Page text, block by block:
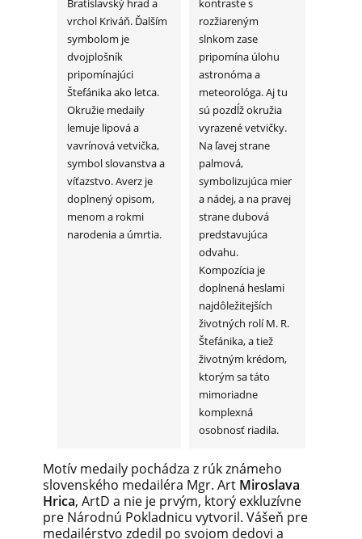
Bratislavský hrad a
vrchol Kriváň. Ďalším
symbolom je
dvojplošník
pripomínajúci
Štefánika ako letca.
Okružie medaily
lemuje lipová a
vavrínová vetvička,
symbol slovanstva a
víťazstvo. Averz je
doplnený opisom,
menom a rokmi
narodenia a úmrtia.
kontraste s
rozžiareným
slnkom zase
pripomína úlohu
astronóma a
meteorológa. Aj tu
sú pozdĺž okružia
vyrazené vetvičky.
Na ľavej strane
palmová,
symbolizujúca mier
a nádej, a na pravej
strane dubová
predstavujúca
odvahu.
Kompozícia je
doplnená heslami
najdôležitejších
životných rolí M. R.
Štefánika, a tiež
životným krédom,
ktorým sa táto
mimoriadne
komplexná
osobnosť riadila.
Motív medaily pochádza z rúk známeho
slovenského medailéra Mgr. Art Miroslava
Hrica, ArtD a nie je prvým, ktorý exkluzívne
pre Národnú Pokladnicu vytvoril. Vášeň pre
medailérstvo zdedil po svojom dedovi a